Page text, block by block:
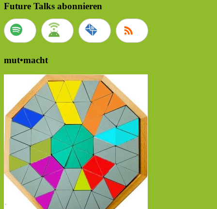
Future Talks abonnieren
mut•macht